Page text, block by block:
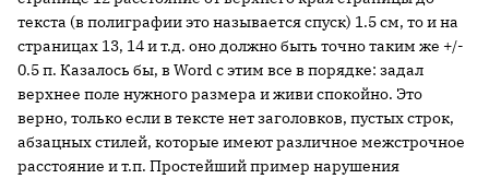
текста (в полиграфии это называется спуск) 1.5 см, то и на
страницах 13, 14 и т.д. оно должно быть точно таким же +/-
0.5 п. Казалось бы, в Word с этим все в порядке: задал
верхнее поле нужного размера и живи спокойно. Это
верно, только если в тексте нет заголовков, пустых строк,
абзацных стилей, которые имеют различное межстрочное
расстояние и т.п. Простейший пример нарушения